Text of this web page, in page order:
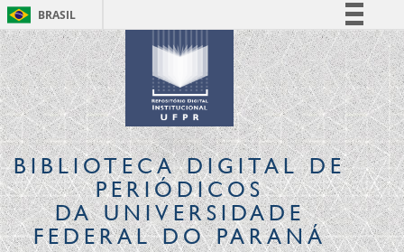
BRASIL
Simplifique!
Comunica BR
Participe
Acesso à informação
Legislação
Canais
BIBLIOTECA DIGITALDE
PERIÓDICOS
DA UNIVERSIDADE
FEDERAL DO PARANÁ